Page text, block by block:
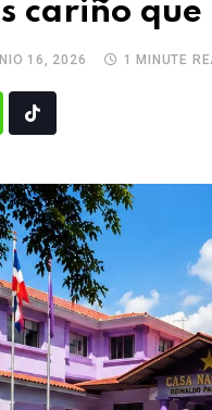
cariño
16, 2026 1 MINUTE